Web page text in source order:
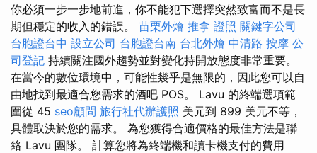
你必須一步一步地前進，你不能犯下選擇突然致富而不是長
期但穩定的收入的錯誤。 苗栗外燴 推拿 證照 關鍵字公司
台胞證台中 設立公司 台胞證台南 台北外燴 中清路 按摩 公
司登記 持續關注國外趨勢並對變化持開放態度非常重要。
在當今的數位環境中，可能性幾乎是無限的，因此您可以自
由地找到最適合您需求的酒吧 POS。 Lavu 的終端選項範
圍從 45 seo顧問 旅行社代辦護照 美元到 899 美元不等，
具體取決於您的需求。 為您獲得合適價格的最佳方法是聯
絡 Lavu 團隊。 計算您將為終端機和讀卡機支付的費用